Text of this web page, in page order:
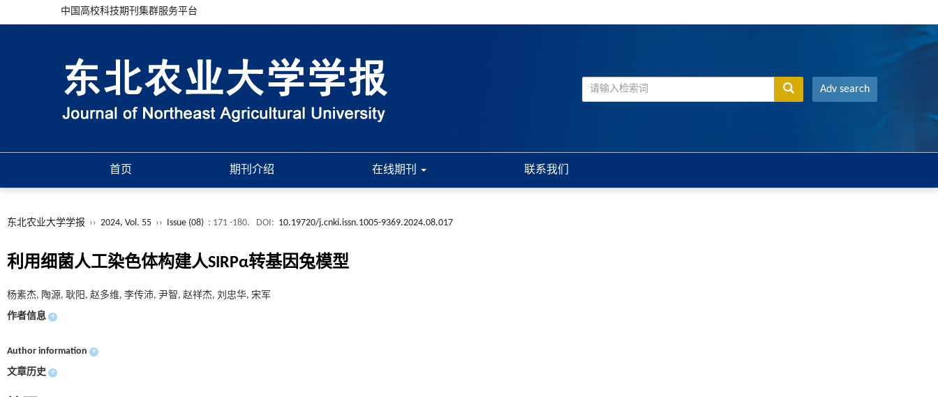
中国高校科技期刊集群服务平台
Adv search
首页 期刊介绍 在线期刊 联系我们
东北农业大学学报 ›› 2024, Vol. 55 ›› Issue (08) : 171 -180. DOI: 10.19720/j.cnki.issn.1005-9369.2024.08.017
利用细菌人工染色体构建人SIRPα转基因兔模型
杨素杰, 陶源, 耿阳, 赵多维, 李传沛, 尹智, 赵祥杰, 刘忠华, 宋军
作者信息 +
Author information +
文章历史 +